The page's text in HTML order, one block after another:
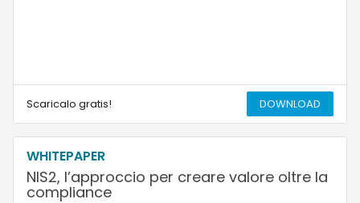
Scaricalo gratis! DOWNLOAD
WHITEPAPER
NIS2, l’approccio per creare valore oltre la
compliance